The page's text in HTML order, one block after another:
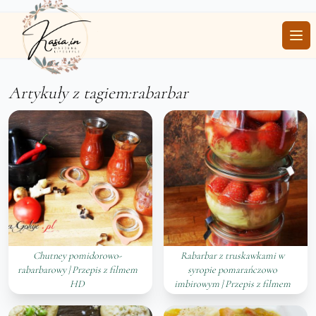
Artykuły z tagiem:rabarbar
Chutney pomidorowo-
rabarbarowy | Przepis z filmem
HD
Rabarbar z truskawkami w
syropie pomarańczowo
imbirowym | Przepis z filmem